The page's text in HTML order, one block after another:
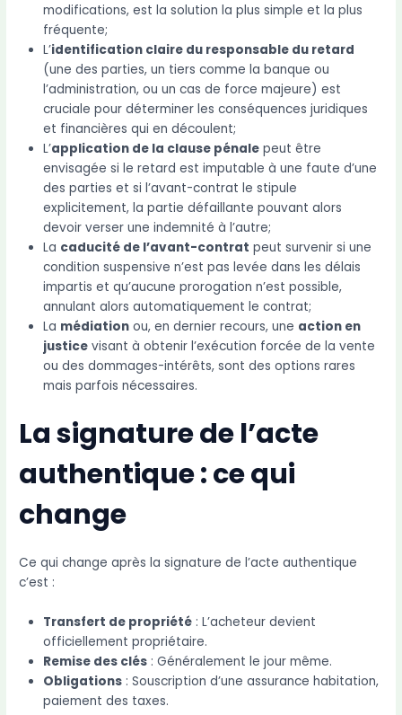
modifications, est la solution la plus simple et la plus
fréquente;
L’identification claire du responsable du retard
(une des parties, un tiers comme la banque ou
l’administration, ou un cas de force majeure) est
cruciale pour déterminer les conséquences juridiques
et financières qui en découlent;
L’application de la clause pénale peut être
envisagée si le retard est imputable à une faute d’une
des parties et si l’avant-contrat le stipule
explicitement, la partie défaillante pouvant alors
devoir verser une indemnité à l’autre;
La caducité de l’avant-contrat peut survenir si une
condition suspensive n’est pas levée dans les délais
impartis et qu’aucune prorogation n’est possible,
annulant alors automatiquement le contrat;
La médiation ou, en dernier recours, une action en
justice visant à obtenir l’exécution forcée de la vente
ou des dommages-intérêts, sont des options rares
mais parfois nécessaires.
La signature de l’acte
authentique : ce qui
change
Ce qui change après la signature de l’acte authentique
c’est :
Transfert de propriété : L’acheteur devient
officiellement propriétaire.
Remise des clés : Généralement le jour même.
Obligations : Souscription d’une assurance habitation,
paiement des taxes.